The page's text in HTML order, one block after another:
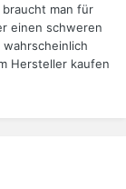
man für
einen schweren
Hersteller kaufen